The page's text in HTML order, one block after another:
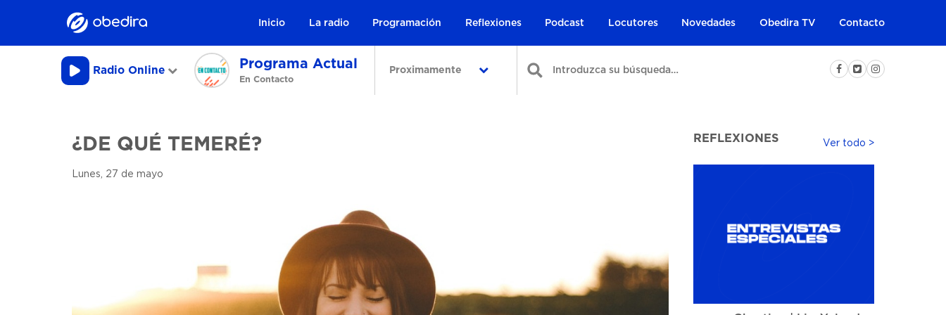
Inicio La radio Programación Reflexiones Podcast Locutores Novedades Obedira TV Contacto
Radio Online Programa Actual
En Contacto
Proximamente
¿DE QUÉ TEMERÉ?
Lunes, 27 de mayo
REFLEXIONES Ver todo >